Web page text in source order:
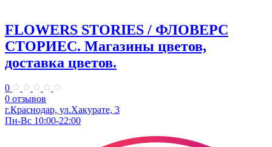
FLOWERS STORIES / ФЛОВЕРС
СТОРИЕС. Магазины цветов,
доставка цветов.
0
0 отзывов
г.Краснодар, ул.Хакурате, 3
Пн-Вс 10:00-22:00